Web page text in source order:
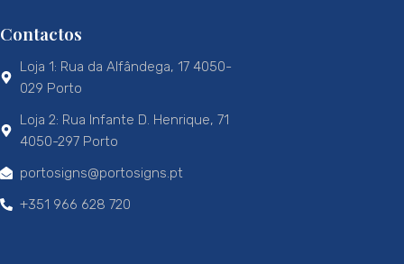
Contactos
Loja 1: Rua da Alfândega, 17 4050-
029 Porto
Loja 2: Rua Infante D. Henrique, 71
4050-297 Porto
portosigns@portosigns.pt
+351 966 628 720